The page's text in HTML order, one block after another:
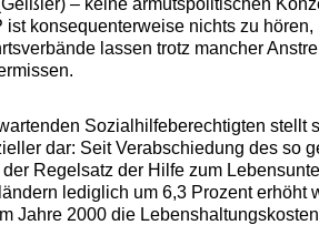
ist konsequenterweise nichts zu
lassen trotz mancher
Sozialhilfeberechtigten stellt
dar: Seit Verabschiedung des so
der Regelsatz der Hilfe zum
lediglich um 6,3 Prozent erhöht
Jahre 2000 die